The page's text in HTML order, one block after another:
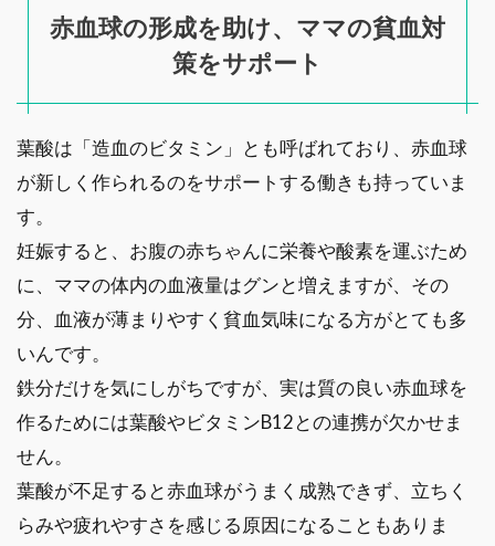
赤血球の形成を助け、ママの貧血対
策をサポート
葉酸は「造血のビタミン」とも呼ばれており、赤血球
が新しく作られるのをサポートする働きも持っていま
す。
妊娠すると、お腹の赤ちゃんに栄養や酸素を運ぶため
に、ママの体内の血液量はグンと増えますが、その
分、血液が薄まりやすく貧血気味になる方がとても多
いんです。
鉄分だけを気にしがちですが、実は質の良い赤血球を
作るためには葉酸やビタミンB12との連携が欠かせま
せん。
葉酸が不足すると赤血球がうまく成熟できず、立ちく
らみや疲れやすさを感じる原因になることもありま